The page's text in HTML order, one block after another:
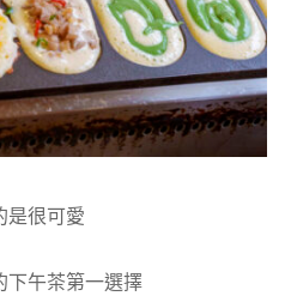
是很可愛
下午茶第一選擇